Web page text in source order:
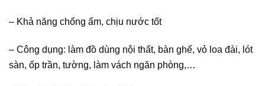
– Khả năng chống ẩm, chịu nước tốt
– Công dụng: làm đồ dùng nội thất, bàn ghế, vỏ loa đài, lót
sàn, ốp trần, tường, làm vách ngăn phòng,…